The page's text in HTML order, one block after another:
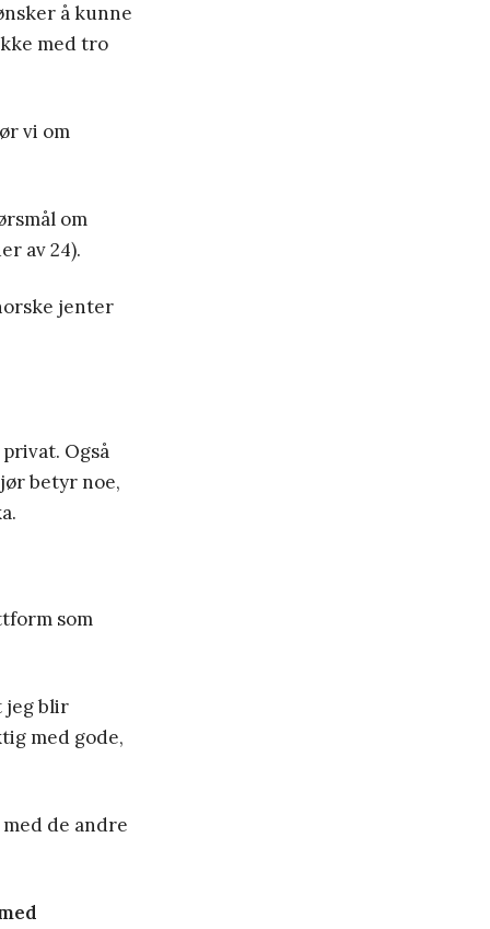
å kunne
med tro
vi om
om
av 24).
jenter
Også
betyr noe,
som
jeg blir
med gode,
de andre